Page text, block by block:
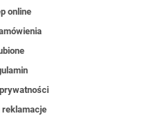
online